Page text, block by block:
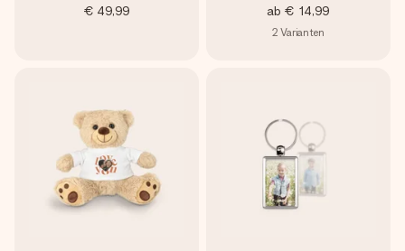
€ 49,99 ab € 14,99
2 Varianten